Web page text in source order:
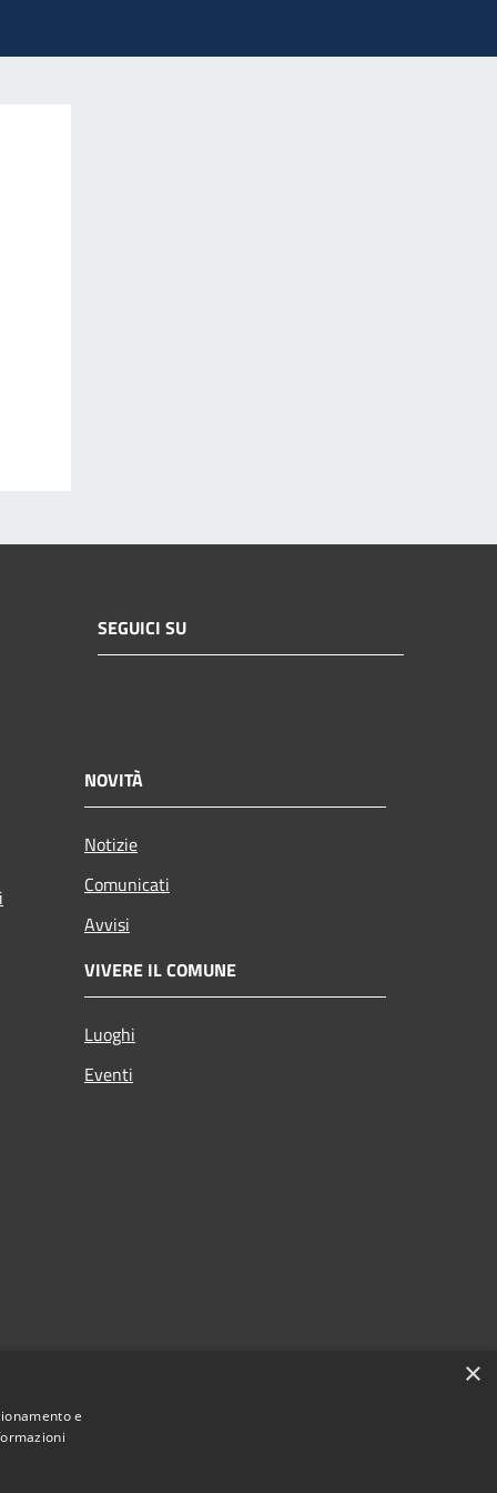
SEGUICI SU
NOVITÀ
Notizie
Comunicati
Avvisi
VIVERE IL COMUNE
Luoghi
Eventi
×
e